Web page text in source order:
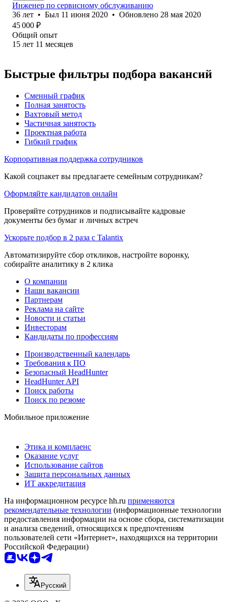
Инженер по сервисному обслуживанию
36 лет • Был 11 июня 2020 • Обновлено 28 мая 2020
45 000 ₽
Общий опыт
15 лет 11 месяцев
Быстрые фильтры подбора вакансий
Сменный график
Полная занятость
Вахтовый метод
Частичная занятость
Проектная работа
Гибкий график
Корпоративная поддержка сотрудников
Какой соцпакет вы предлагаете семейным сотрудникам?
Оформляйте кандидатов онлайн
Проверяйте сотрудников и подписывайте кадровые
документы без бумаг и личных встреч
Ускорьте подбор в 2 раза с Talantix
Автоматизируйте сбор откликов, настройте воронку,
собирайте аналитику в 2 клика
О компании
Наши вакансии
Партнерам
Реклама на сайте
Новости и статьи
Инвесторам
Кандидаты по профессиям
Производственный календарь
Требования к ПО
Безопасный HeadHunter
HeadHunter API
Поиск работы
Поиск по резюме
Мобильное приложение
Этика и комплаенс
Оказание услуг
Использование сайтов
Защита персональных данных
ИТ аккредитация
На информационном ресурсе hh.ru применяются
рекомендательные технологии (информационные технологии
предоставления информации на основе сбора, систематизации
и анализа сведений, относящихся к предпочтениям
пользователей сети «Интернет», находящихся на территории
Российской Федерации)
Русский